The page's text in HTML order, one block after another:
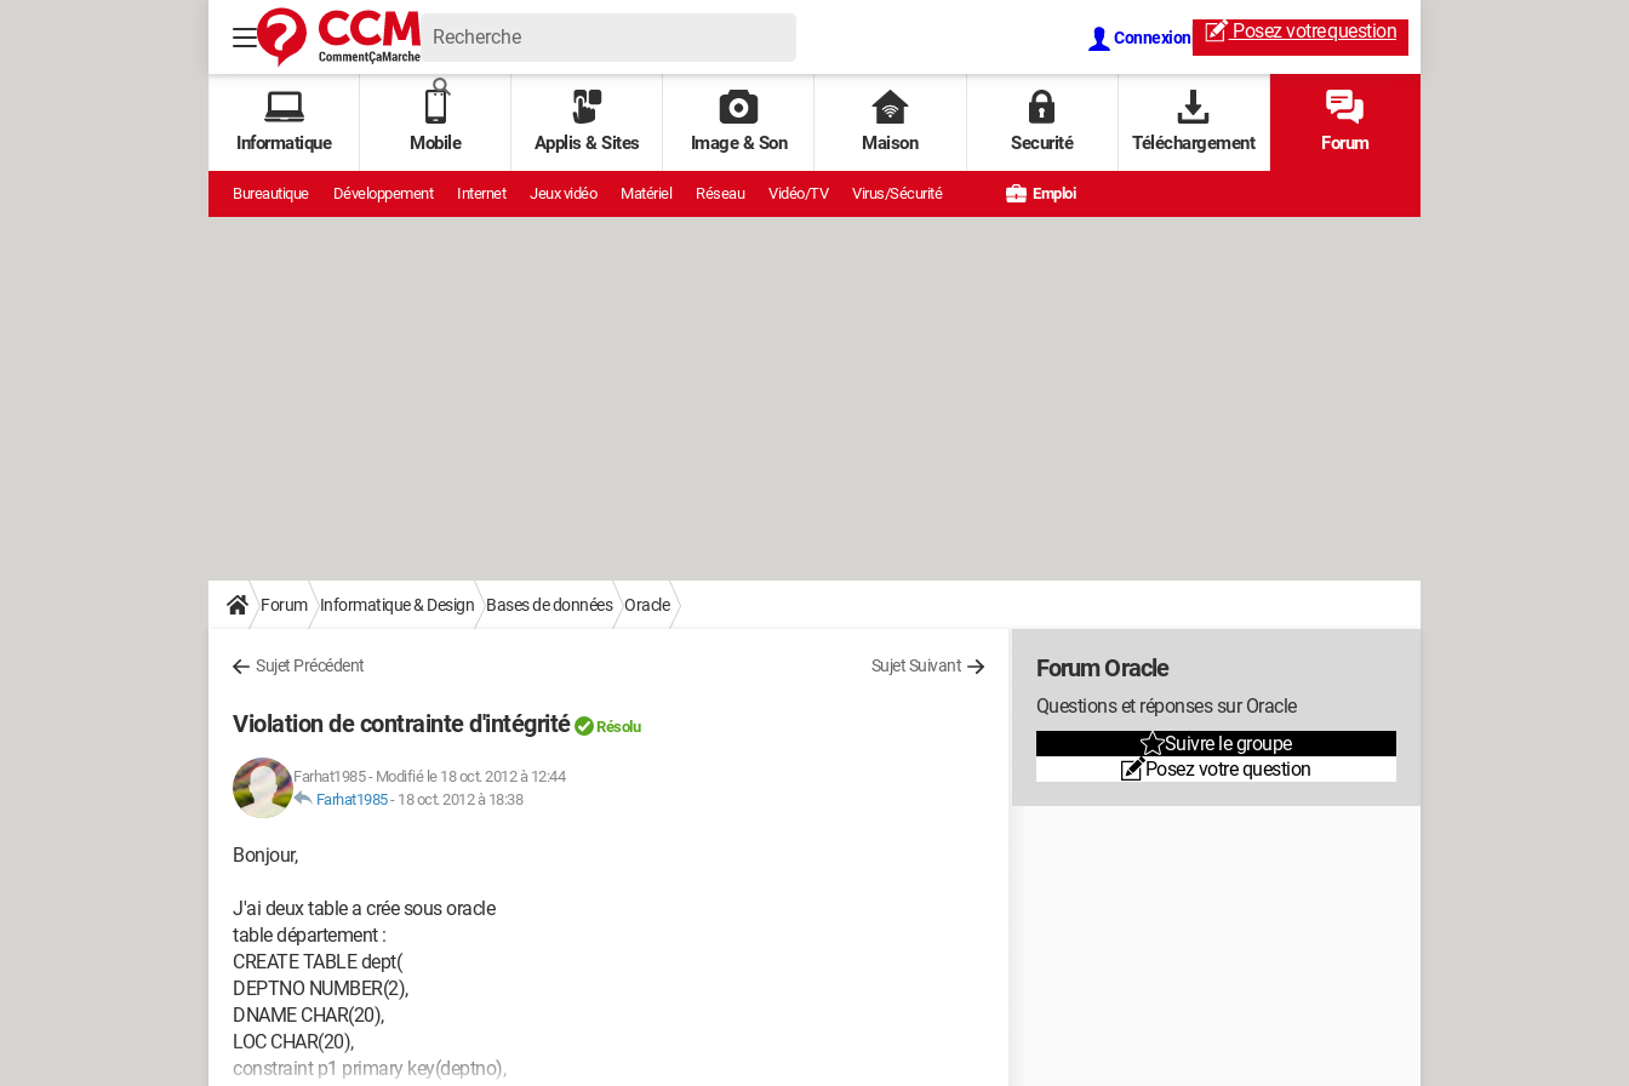
Connexion Posez votrequestion
Informatique Mobile Applis & Sites Image & Son Maison Securité Téléchargement Forum
Bureautique Développement Internet Jeux vidéo Matériel Réseau Vidéo/TV Virus/Sécurité Emploi
Forum Informatique & Design Bases de données Oracle
Sujet Précédent Sujet Suivant
Violation de contrainte d'intégrité Résolu
Farhat1985- Modifié le 18 oct. 2012 à 12:44
Farhat1985- 18 oct. 2012 à 18:38
Bonjour,
J'ai deux table a crée sous oracle
table département :
CREATE TABLE dept(
DEPTNO NUMBER(2),
DNAME CHAR(20),
LOC CHAR(20),
constraint p1 primary key(deptno),
Forum Oracle
Questions et réponses sur Oracle
Suivre le groupe
Posez votre question